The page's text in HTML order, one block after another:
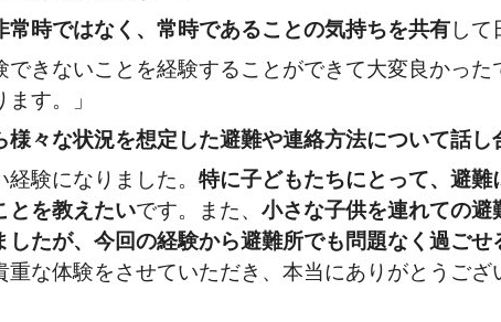
常時ではなく、常時であることの気持ちを共有して
できないことを経験することができて大変良かっ
す。」
様々な状況を想定した避難や連絡方法について話し
経験になりました。 特に子どもたちにとって、避
とを教えたいです。また、 小さな子供を連れての
したが、今回の経験から避難所でも問題なく過ごせ
重な体験をさせていただき、本当にありがとうござ